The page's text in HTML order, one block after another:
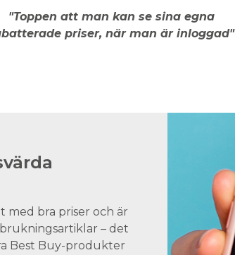
"Toppen att man kan se sina egna
priser, när man är inloggad"
med bra priser och är
– det
Best Buy-produkter